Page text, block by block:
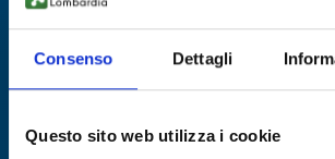
Consenso Dettagli
Questo sito web utilizza i cookie
ID EEN: BRIE20251003004